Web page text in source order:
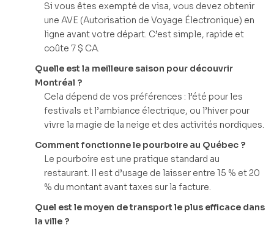
Si vous êtes exempté de visa, vous devez obtenir
une AVE (Autorisation de Voyage Électronique) en
ligne avant votre départ. C’est simple, rapide et
coûte 7 $ CA.
Quelle est la meilleure saison pour découvrir
Montréal ?
Cela dépend de vos préférences : l’été pour les
festivals et l’ambiance électrique, ou l’hiver pour
vivre la magie de la neige et des activités nordiques.
Comment fonctionne le pourboire au Québec ?
Le pourboire est une pratique standard au
restaurant. Il est d’usage de laisser entre 15 % et 20
% du montant avant taxes sur la facture.
Quel est le moyen de transport le plus efficace dans
la ville ?